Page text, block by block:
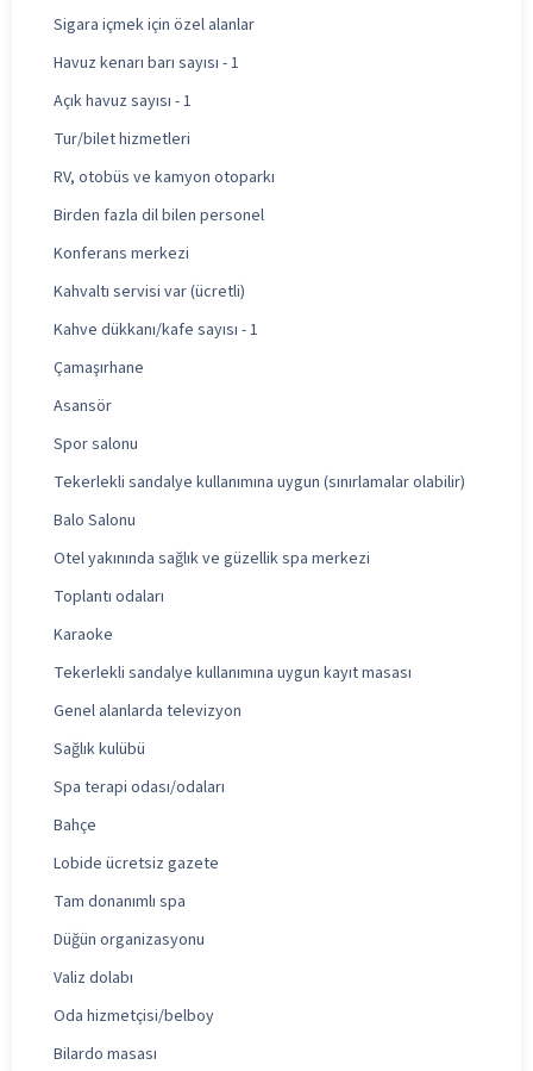
Sigara içmek için özel alanlar
Havuz kenarı barı sayısı - 1
Açık havuz sayısı - 1
Tur/bilet hizmetleri
RV, otobüs ve kamyon otoparkı
Birden fazla dil bilen personel
Konferans merkezi
Kahvaltı servisi var (ücretli)
Kahve dükkanı/kafe sayısı - 1
Çamaşırhane
Asansör
Spor salonu
Tekerlekli sandalye kullanımına uygun (sınırlamalar olabilir)
Balo Salonu
Otel yakınında sağlık ve güzellik spa merkezi
Toplantı odaları
Karaoke
Tekerlekli sandalye kullanımına uygun kayıt masası
Genel alanlarda televizyon
Sağlık kulübü
Spa terapi odası/odaları
Bahçe
Lobide ücretsiz gazete
Tam donanımlı spa
Düğün organizasyonu
Valiz dolabı
Oda hizmetçisi/belboy
Bilardo masası